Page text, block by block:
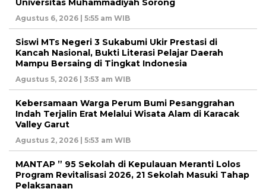
Universitas Muhammadiyah Sorong
Agustus 6, 2026 | 5:55 am WIB
Siswi MTs Negeri 3 Sukabumi Ukir Prestasi di
Kancah Nasional, Bukti Literasi Pelajar Daerah
Mampu Bersaing di Tingkat Indonesia
Agustus 5, 2026 | 3:53 am WIB
Kebersamaan Warga Perum Bumi Pesanggrahan
Indah Terjalin Erat Melalui Wisata Alam di Karacak
Valley Garut
Agustus 2, 2026 | 5:53 am WIB
MANTAP ” 95 Sekolah di Kepulauan Meranti Lolos
Program Revitalisasi 2026, 21 Sekolah Masuki Tahap
Pelaksanaan